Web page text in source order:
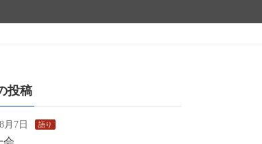
投稿
月7日 語り
会